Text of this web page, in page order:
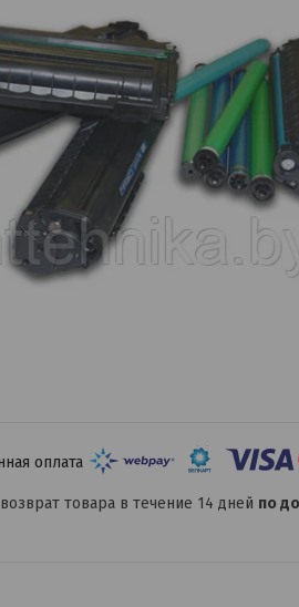
возврат товара в течение 14 дней по